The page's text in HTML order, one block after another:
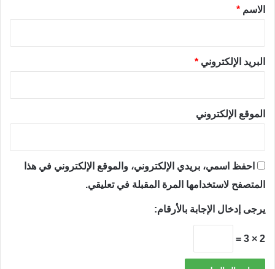
*الاسم *
البريد الإلكتروني *
الموقع الإلكتروني
احفظ اسمي، بريدي الإلكتروني، والموقع الإلكتروني في هذا
المتصفح لاستخدامها المرة المقبلة في تعليقي.
يرجى إدخال الإجابة بالأرقام:
2 × 3 =